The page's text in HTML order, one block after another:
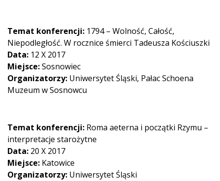
Temat konferencji: 1794 – Wolność, Całość,
Niepodległość. W rocznice śmierci Tadeusza Kościuszki
Data: 12 X 2017
Miejsce:Sosnowiec
Organizatorzy: Uniwersytet Śląski, Pałac Schoena
Muzeum w Sosnowcu
Temat konferencji: Roma aeterna i początki Rzymu –
interpretacje starożytne
Data: 20 X 2017
Miejsce: Katowice
Organizatorzy: Uniwersytet Śląski